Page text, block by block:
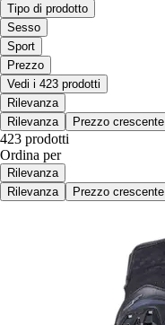
Tipo di prodotto
Sesso
Sport
Prezzo
Vedi i 423 prodotti
Rilevanza
Rilevanza
Prezzo crescente
423 prodotti
Ordina per
Rilevanza
Rilevanza
Prezzo crescente